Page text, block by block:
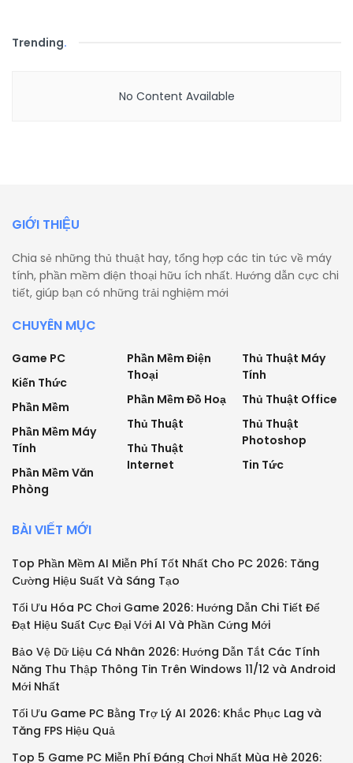
Trending.
No Content Available
GIỚI THIỆU
Chia sẻ những thủ thuật hay, tổng hợp các tin tức về máy
tính, phần mềm điện thoại hữu ích nhất. Hướng dẫn cực chi
tiết, giúp bạn có những trải nghiệm mới
CHUYÊN MỤC
Game PC
Kiến Thức
Phần Mềm
Phần Mềm Máy
Tính
Phần Mềm Văn
Phòng
Phần Mềm Điện
Thoại
Phần Mềm Đồ Hoạ
Thủ Thuật
Thủ Thuật
Internet
Thủ Thuật Máy
Tính
Thủ Thuật Office
Thủ Thuật
Photoshop
Tin Tức
BÀI VIẾT MỚI
Top Phần Mềm AI Miễn Phí Tốt Nhất Cho PC 2026: Tăng
Cường Hiệu Suất Và Sáng Tạo
Tối Ưu Hóa PC Chơi Game 2026: Hướng Dẫn Chi Tiết Để
Đạt Hiệu Suất Cực Đại Với AI Và Phần Cứng Mới
Bảo Vệ Dữ Liệu Cá Nhân 2026: Hướng Dẫn Tắt Các Tính
Năng Thu Thập Thông Tin Trên Windows 11/12 và Android
Mới Nhất
Tối Ưu Game PC Bằng Trợ Lý AI 2026: Khắc Phục Lag và
Tăng FPS Hiệu Quả
Top 5 Game PC Miễn Phí Đáng Chơi Nhất Mùa Hè 2026: